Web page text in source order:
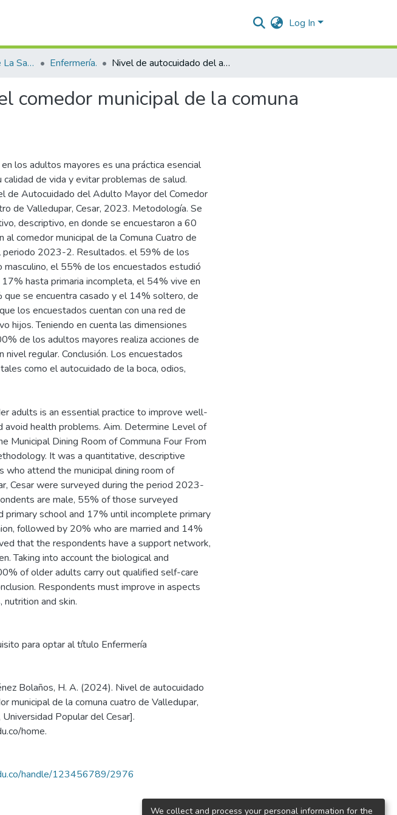
Log In
Facultad Ciencias De La Salud. Enfermería. Nivel de autocuidado del adulto mayor del comedor municipal de la comuna cuatro de Valledupar, 2023
comedor municipal de la comuna
los adultos mayores es una práctica esencial
de vida y evitar problemas de salud.
de Autocuidado del Adulto Mayor del Comedor
de Valledupar, Cesar, 2023. Metodología. Se
descriptivo, en donde se encuestaron a 60
comedor municipal de la Comuna Cuatro de
periodo 2023-2. Resultados. el 59% de los
el 55% de los encuestados estudió
hasta primaria incompleta, el 54% vive en
se encuentra casado y el 14% soltero, de
los encuestados cuentan con una red de
hijos. Teniendo en cuenta las dimensiones
de los adultos mayores realiza acciones de
nivel regular. Conclusión. Los encuestados
como el autocuidado de la boca, odios,
adults is an essential practice to improve well-
avoid health problems. Aim. Determine Level of
Municipal Dining Room of Communa Four From
It was a quantitative, descriptive
who attend the municipal dining room of
Cesar were surveyed during the period 2023-
are male, 55% of those surveyed
school and 17% until incomplete primary
followed by 20% who are married and 14%
that the respondents have a support network,
Taking into account the biological and
of older adults carry out qualified self-care
Respondents must improve in aspects
nutrition and skin.
para optar al título Enfermería
Bolaños, H. A. (2024). Nivel de autocuidado
municipal de la comuna cuatro de Valledupar,
Popular del Cesar].
home.
handle/123456789/2976
We collect and process your personal information for the